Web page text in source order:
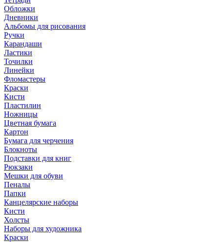
Обложки
Дневники
Альбомы для рисования
Ручки
Карандаши
Ластики
Точилки
Линейки
Фломастеры
Краски
Кисти
Пластилин
Ножницы
Цветная бумага
Картон
Бумага для черчения
Блокноты
Подставки для книг
Рюкзаки
Мешки для обуви
Пеналы
Папки
Канцелярские наборы
Кисти
Холсты
Наборы для художника
Краски